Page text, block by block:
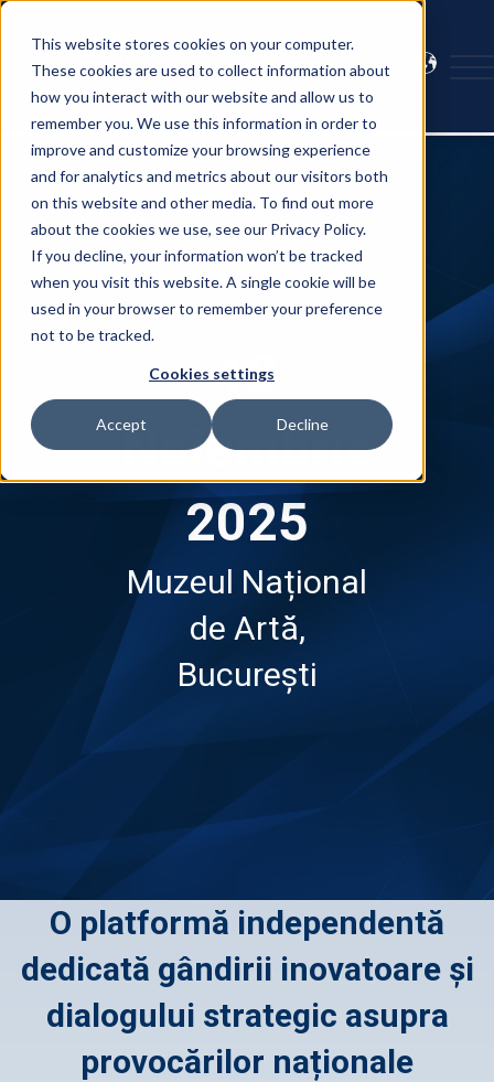
This website stores cookies on your computer.
These cookies are used to collect information about
how you interact with our website and allow us to
remember you. We use this information in order to
improve and customize your browsing experience
and for analytics and metrics about our visitors both
on this website and other media. To find out more
about the cookies we use, see our Privacy Policy.
If you decline, your information won’t be tracked
when you visit this website. A single cookie will be
used in your browser to remember your preference
not to be tracked.
Cookies settings
Accept Decline
18
Noiembrie
2025
Muzeul Național
de Artă,
București
O platformă independentă
dedicată gândirii inovatoare și
dialogului strategic asupra
provocărilor naționale